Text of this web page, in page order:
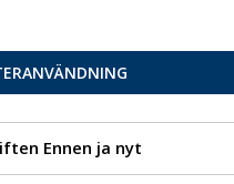
Ennen ja nyt